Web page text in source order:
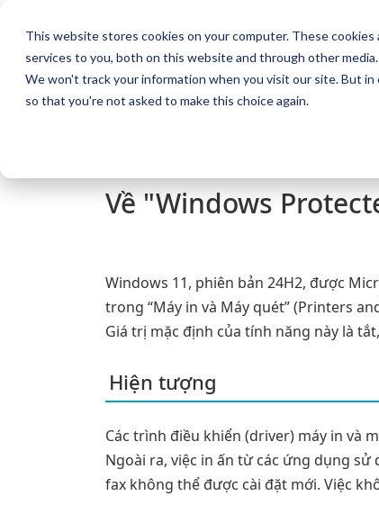
This website stores cookies on your computer. These
services to you, both on this website and through other
We won't track your information when you visit our site. But
so that you're not asked to make this choice again.
KYOCERA Document
Trang chủ Sản phẩm Giải pháp
Về "Windows
Windows 11, phiên bản 24H2, được
trong “Máy in và Máy quét” (Printers
Giá trị mặc định của tính năng này là
Hiện tượng
Các trình điều khiển (driver) máy in và
Ngoài ra, việc in ấn từ các ứng dụng
fax không thể được cài đặt mới. Việc